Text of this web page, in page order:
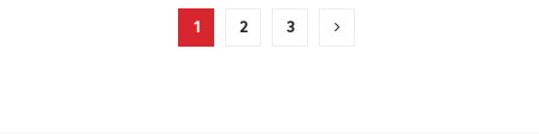
1 2 3